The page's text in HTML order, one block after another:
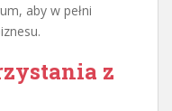
aby w pełni
z